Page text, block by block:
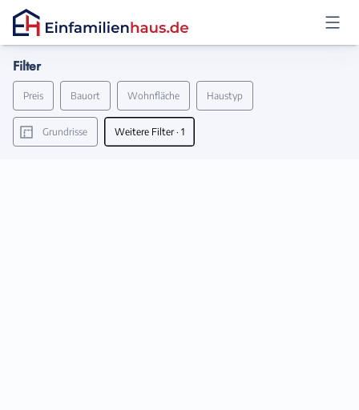
Anmelden
Filter
Preis Bauort Wohnfläche Haustyp
Grundrisse Weitere Filter· 1